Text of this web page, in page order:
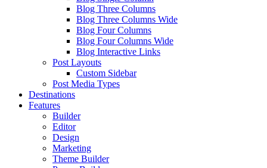
Blog Three Columns
Blog Three Columns Wide
Blog Four Columns
Blog Four Columns Wide
Blog Interactive Links
Post Layouts
Custom Sidebar
Post Media Types
Destinations
Features
Builder
Editor
Design
Marketing
Theme Builder